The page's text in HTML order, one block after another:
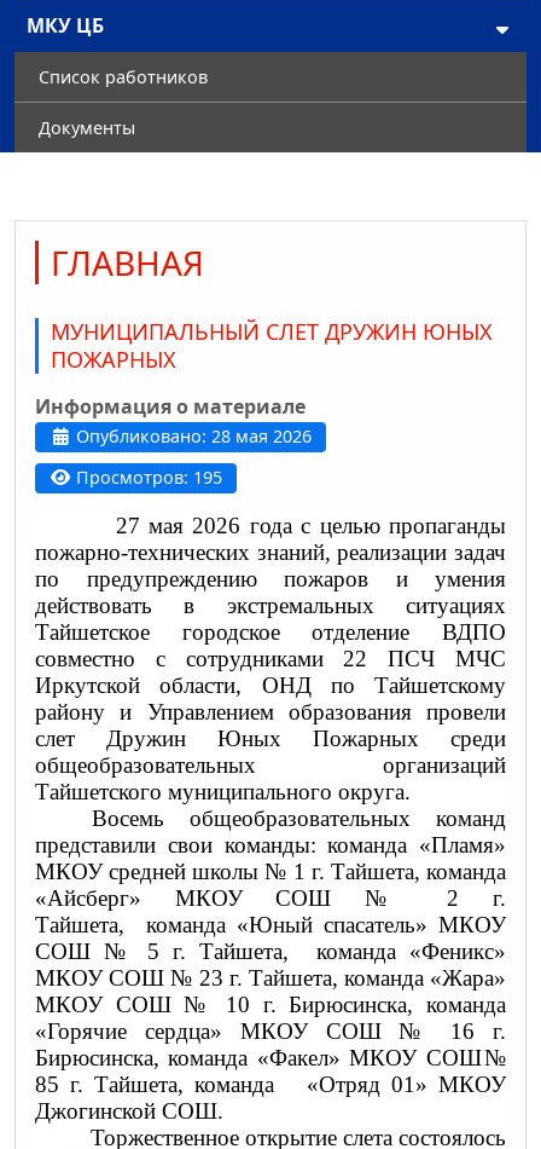
МКУ ЦБ
Список работников
Документы
ГЛАВНАЯ
МУНИЦИПАЛЬНЫЙ СЛЕТ ДРУЖИН ЮНЫХ
ПОЖАРНЫХ
Информация о материале
Опубликовано: 28 мая 2026
Просмотров: 195
27 мая 2026 года с целью пропаганды
пожарно-технических знаний, реализации задач
по предупреждению пожаров и умения
действовать в экстремальных ситуациях
Тайшетское городское отделение ВДПО
совместно с сотрудниками 22 ПСЧ МЧС
Иркутской области, ОНД по Тайшетскому
району и Управлением образования провели
слет Дружин Юных Пожарных среди
общеобразовательных организаций
Тайшетского муниципального округа.
Восемь общеобразовательных команд
представили свои команды: команда «Пламя»
МКОУ средней школы № 1 г. Тайшета, команда
«Айсберг» МКОУ СОШ № 2 г.
Тайшета, команда «Юный спасатель» МКОУ
СОШ № 5 г. Тайшета, команда «Феникс»
МКОУ СОШ № 23 г. Тайшета, команда «Жара»
МКОУ СОШ № 10 г. Бирюсинска, команда
«Горячие сердца» МКОУ СОШ № 16 г.
Бирюсинска, команда «Факел» МКОУ СОШ№
85 г. Тайшета, команда «Отряд 01» МКОУ
Джогинской СОШ.
Торжественное открытие слета состоялось